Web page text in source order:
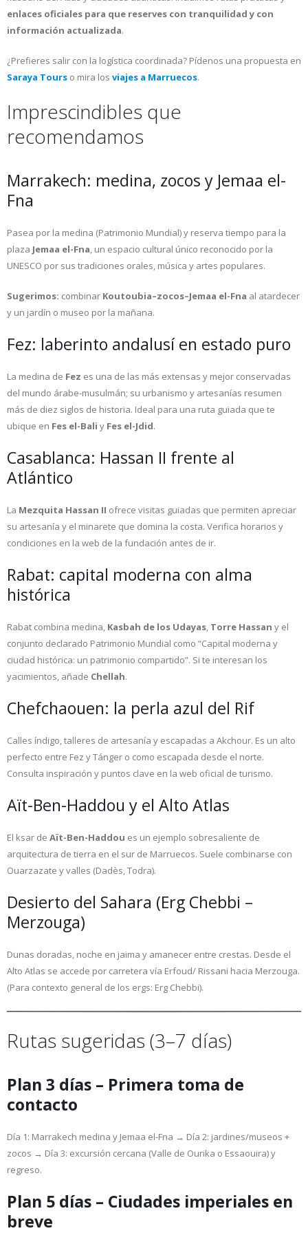
enlaces oficiales para que reserves con tranquilidad y con
información actualizada.
¿Prefieres salir con la logística coordinada? Pídenos una propuesta en
Saraya Tours o mira los viajes a Marruecos.
Imprescindibles que
recomendamos
Marrakech: medina, zocos y Jemaa el-
Fna
Pasea por la medina (Patrimonio Mundial) y reserva tiempo para la
plaza Jemaa el-Fna, un espacio cultural único reconocido por la
UNESCO por sus tradiciones orales, música y artes populares.
Sugerimos: combinar Koutoubia–zocos–Jemaa el-Fna al atardecer
y un jardín o museo por la mañana.
Fez: laberinto andalusí en estado puro
La medina de Fez es una de las más extensas y mejor conservadas
del mundo árabe-musulmán; su urbanismo y artesanías resumen
más de diez siglos de historia. Ideal para una ruta guiada que te
ubique en Fes el-Bali y Fes el-Jdid.
Casablanca: Hassan II frente al
Atlántico
La Mezquita Hassan II ofrece visitas guiadas que permiten apreciar
su artesanía y el minarete que domina la costa. Verifica horarios y
condiciones en la web de la fundación antes de ir.
Rabat: capital moderna con alma
histórica
Rabat combina medina, Kasbah de los Udayas, Torre Hassan y el
conjunto declarado Patrimonio Mundial como “Capital moderna y
ciudad histórica: un patrimonio compartido”. Si te interesan los
yacimientos, añade Chellah.
Chefchaouen: la perla azul del Rif
Calles índigo, talleres de artesanía y escapadas a Akchour. Es un alto
perfecto entre Fez y Tánger o como escapada desde el norte.
Consulta inspiración y puntos clave en la web oficial de turismo.
Aït-Ben-Haddou y el Alto Atlas
El ksar de Aït-Ben-Haddou es un ejemplo sobresaliente de
arquitectura de tierra en el sur de Marruecos. Suele combinarse con
Ouarzazate y valles (Dadès, Todra).
Desierto del Sahara (Erg Chebbi –
Merzouga)
Dunas doradas, noche en jaima y amanecer entre crestas. Desde el
Alto Atlas se accede por carretera vía Erfoud/ Rissani hacia Merzouga.
(Para contexto general de los ergs: Erg Chebbi).
Rutas sugeridas (3–7 días)
Plan 3 días – Primera toma de
contacto
Día 1: Marrakech medina y Jemaa el-Fna → Día 2: jardines/museos +
zocos → Día 3: excursión cercana (Valle de Ourika o Essaouira) y
regreso.
Plan 5 días – Ciudades imperiales en
breve